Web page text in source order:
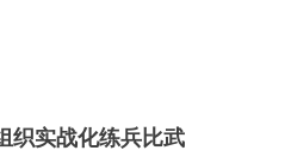
织实战化练兵比武